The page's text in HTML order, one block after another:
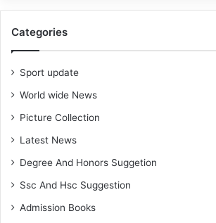
Categories
Sport update
World wide News
Picture Collection
Latest News
Degree And Honors Suggetion
Ssc And Hsc Suggestion
Admission Books